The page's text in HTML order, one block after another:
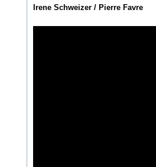
Irene Schweizer / Pierre Favre